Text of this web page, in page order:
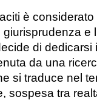
è
e
di dedicarsi
da una
si traduce nel
sospesa tra